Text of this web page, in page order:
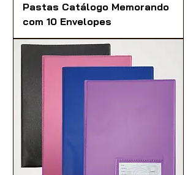
Pastas Catálogo Memorando
com 10 Envelopes